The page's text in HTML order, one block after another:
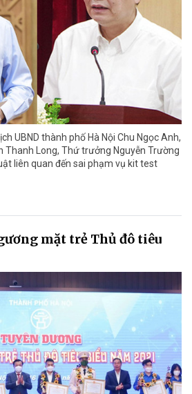
UBND thành phố Hà Nội Chu Ngọc Anh,
Thanh Long, Thứ trưởng Nguyễn Trường
liên quan đến sai phạm vụ kit test
mặt trẻ Thủ đô tiêu